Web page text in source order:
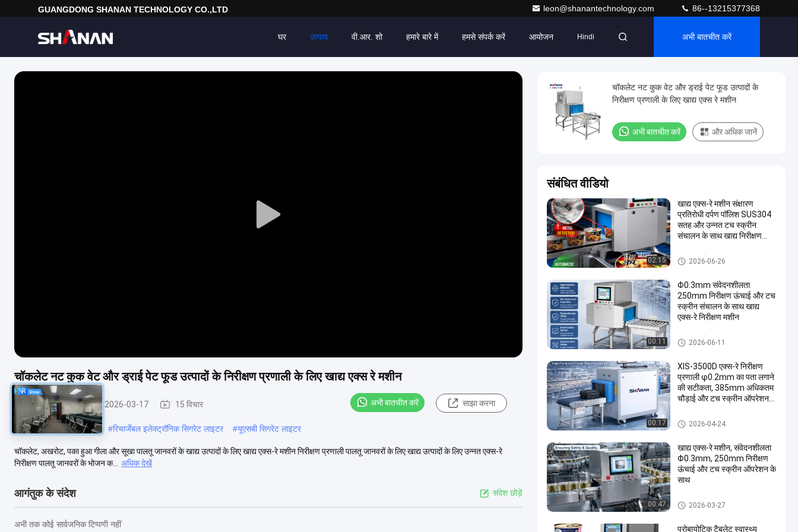
GUANGDONG SHANAN TECHNOLOGY CO.,LTD leon@shanantechnology.com 86--13215377368
घर उत्पाद वी.आर. शो हमारे बारे में हमसे संपर्क करें आयोजन Hindi अभी बातचीत करें
Play
चॉकलेट नट कुक वेट और ड्राई पेट फूड उत्पादों के निरीक्षण प्रणाली के लिए खाद्य एक्स रे मशीन
खाद्य एक्स रे मशीन 2026-03-17 15 विचार अभी बातचीत करें साझा करना
रिचार्जेबल विंडप्रूफ लाइटर #रिचार्जेबल इलेक्ट्रॉनिक सिगरेट लाइटर #यूएसबी सिगरेट लाइटर
चॉकलेट, अखरोट, पका हुआ गीला और सूखा पालतू जानवरों के खाद्य उत्पादों के लिए खाद्य एक्स-रे मशीन निरीक्षण प्रणाली पालतू जानवरों के लिए खाद्य उत्पादों के लिए उन्नत एक्स-रे
निरीक्षण पालतू जानवरों के भोजन क...
अधिक देखें
आगंतुक के संदेश संदेश छोड़ें
अभी तक कोई सार्वजनिक टिप्पणी नहीं
चॉकलेट नट कुक वेट और ड्राई पेट फूड उत्पादों के
निरीक्षण प्रणाली के लिए खाद्य एक्स रे मशीन
अभी बातचीत करें और अधिक जानें
संबंधित वीडियो
02:15
खाद्य एक्स-रे मशीन संक्षारण
प्रतिरोधी दर्पण पॉलिश SUS304
सतह और उन्नत टच स्क्रीन
संचालन के साथ खाद्य निरीक्षण
खाद्य एक्स रे मशीन
2026-06-26
00:11
Φ0.3mm संवेदनशीलता
250mm निरीक्षण ऊंचाई और टच
स्क्रीन संचालन के साथ खाद्य
एक्स-रे निरीक्षण मशीन
खाद्य एक्स रे मशीन
2026-06-11
00:17
XIS-3500D एक्स-रे निरीक्षण
प्रणाली φ0.2mm का पता लगाने
की सटीकता, 385mm अधिकतम
चौड़ाई और टच स्क्रीन ऑपरेशन
खाद्य एक्स रे मशीन
2026-04-24
00:47
खाद्य एक्स-रे मशीन, संवेदनशीलता
Φ0.3mm, 250mm निरीक्षण
ऊंचाई और टच स्क्रीन ऑपरेशन के
साथ
खाद्य एक्स रे मशीन
2026-03-27
प्रोबायोटिक टैबलेट स्वास्थ्य